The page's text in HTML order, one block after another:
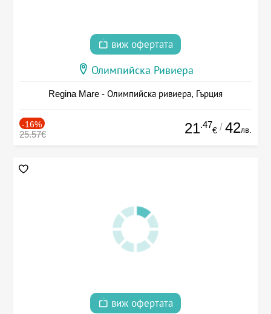
виж офертата
Олимпийска Ривиера
Regina Mare - Олимпийска ривиера, Гърция
-16%
25.57€ 21.47
€ / 42лв.
виж офертата